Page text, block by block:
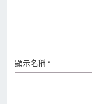
顯示名稱 *